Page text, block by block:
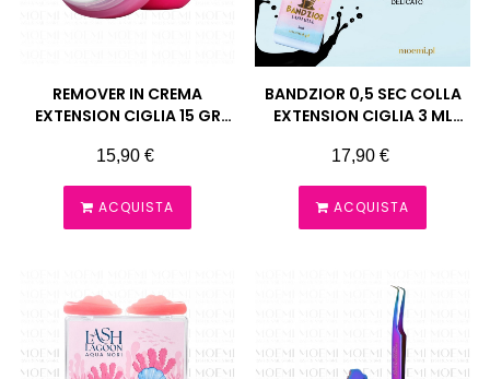
REMOVER IN CREMA
EXTENSION CIGLIA 15 GR
Prezzo
15,90 €
ACQUISTA
BANDZIOR 0,5 SEC COLLA
EXTENSION CIGLIA 3 ML
Prezzo
17,90 €
ACQUISTA